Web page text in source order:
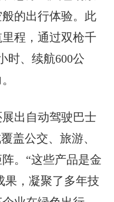
的出行体验。此
程，通过双枪千
时、续航600公
出自动驾驶巴士
盖公交、旅游、
。“这些产品是金
果，凝聚了多年技